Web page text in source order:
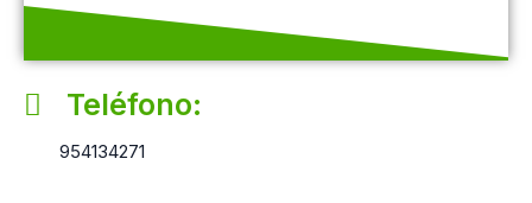
Teléfono:
954134271